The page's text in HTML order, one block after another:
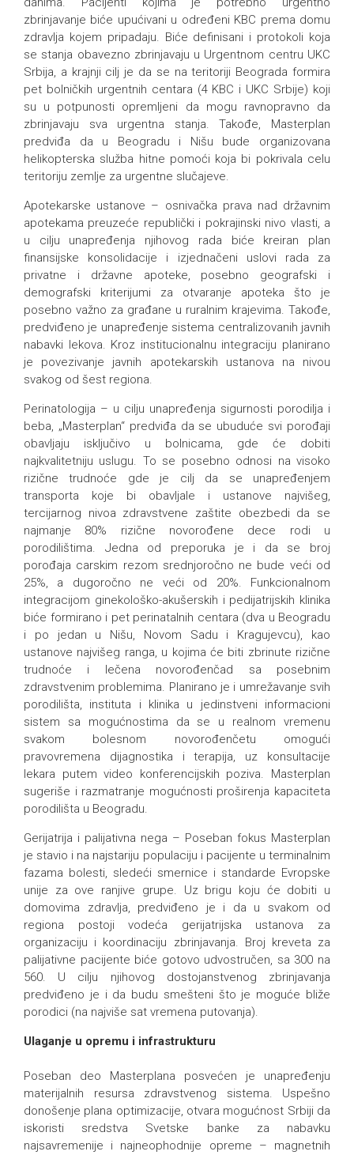
zbrinjavanje biće upućivani u određeni KBC prema domu
zdravlja kojem pripadaju. Biće definisani i protokoli koja
se stanja obavezno zbrinjavaju u Urgentnom centru UKC
Srbija, a krajnji cilj je da se na teritoriji Beograda formira
pet bolničkih urgentnih centara (4 KBC i UKC Srbije) koji
su u potpunosti opremljeni da mogu ravnopravno da
zbrinjavaju sva urgentna stanja. Takođe, Masterplan
predviđa da u Beogradu i Nišu bude organizovana
helikopterska služba hitne pomoći koja bi pokrivala celu
teritoriju zemlje za urgentne slučajeve.
Apotekarske ustanove – osnivačka prava nad državnim
apotekama preuzeće republički i pokrajinski nivo vlasti, a
u cilju unapređenja njihovog rada biće kreiran plan
finansijske konsolidacije i izjednačeni uslovi rada za
privatne i državne apoteke, posebno geografski i
demografski kriterijumi za otvaranje apoteka što je
posebno važno za građane u ruralnim krajevima. Takođe,
predviđeno je unapređenje sistema centralizovanih javnih
nabavki lekova. Kroz institucionalnu integraciju planirano
je povezivanje javnih apotekarskih ustanova na nivou
svakog od šest regiona.
Perinatologija – u cilju unapređenja sigurnosti porodilja i
beba, „Masterplan“ predviđa da se ubuduće svi porođaji
obavljaju isključivo u bolnicama, gde će dobiti
najkvalitetniju uslugu. To se posebno odnosi na visoko
rizične trudnoće gde je cilj da se unapređenjem
transporta koje bi obavljale i ustanove najvišeg,
tercijarnog nivoa zdravstvene zaštite obezbedi da se
najmanje 80% rizične novorođene dece rodi u
porodilištima. Jedna od preporuka je i da se broj
porođaja carskim rezom srednjoročno ne bude veći od
25%, a dugoročno ne veći od 20%. Funkcionalnom
integracijom ginekološko-akušerskih i pedijatrijskih klinika
biće formirano i pet perinatalnih centara (dva u Beogradu
i po jedan u Nišu, Novom Sadu i Kragujevcu), kao
ustanove najvišeg ranga, u kojima će biti zbrinute rizične
trudnoće i lečena novorođenčad sa posebnim
zdravstvenim problemima. Planirano je i umrežavanje svih
porodilišta, instituta i klinika u jedinstveni informacioni
sistem sa mogućnostima da se u realnom vremenu
svakom bolesnom novorođenčetu omogući
pravovremena dijagnostika i terapija, uz konsultacije
lekara putem video konferencijskih poziva. Masterplan
sugeriše i razmatranje mogućnosti proširenja kapaciteta
porodilišta u Beogradu.
Gerijatrija i palijativna nega – Poseban fokus Masterplan
je stavio i na najstariju populaciju i pacijente u terminalnim
fazama bolesti, sledeći smernice i standarde Evropske
unije za ove ranjive grupe. Uz brigu koju će dobiti u
domovima zdravlja, predviđeno je i da u svakom od
regiona postoji vodeća gerijatrijska ustanova za
organizaciju i koordinaciju zbrinjavanja. Broj kreveta za
palijativne pacijente biće gotovo udvostručen, sa 300 na
560. U cilju njihovog dostojanstvenog zbrinjavanja
predviđeno je i da budu smešteni što je moguće bliže
porodici (na najviše sat vremena putovanja).
Ulaganje u opremu i infrastrukturu
Poseban deo Masterplana posvećen je unapređenju
materijalnih resursa zdravstvenog sistema. Uspešno
donošenje plana optimizacije, otvara mogućnost Srbiji da
iskoristi sredstva Svetske banke za nabavku
najsavremenije i najneophodnije opreme – magnetnih